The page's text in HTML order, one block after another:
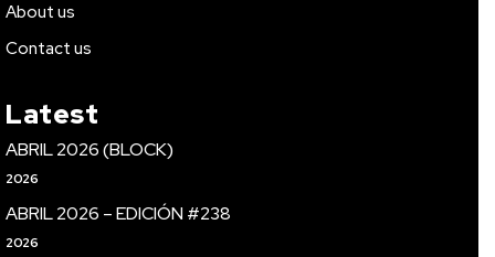
About us
Contact us
Latest
ABRIL 2026 (BLOCK)
2026
ABRIL 2026 – EDICIÓN #238
2026